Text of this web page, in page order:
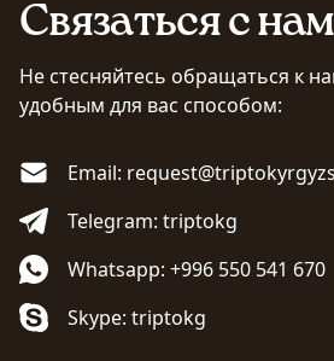
Связаться с
Не стесняйтесь обращаться к
удобным для вас способом:
Email:
Telegram: triptokg
Whatsapp: +996 550 541 670
Skype: triptokg